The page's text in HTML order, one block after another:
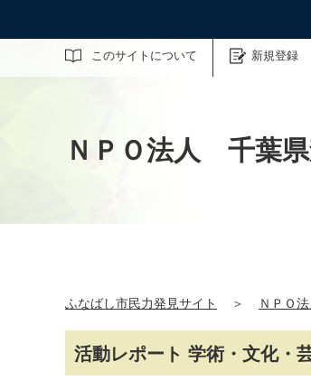
このサイトについて 新規登録
サイト内検索
ＮＰＯ法人 千葉
ふなばし市民力発見サイト ＞ ＮＰＯ
活動レポート 学術・文化・